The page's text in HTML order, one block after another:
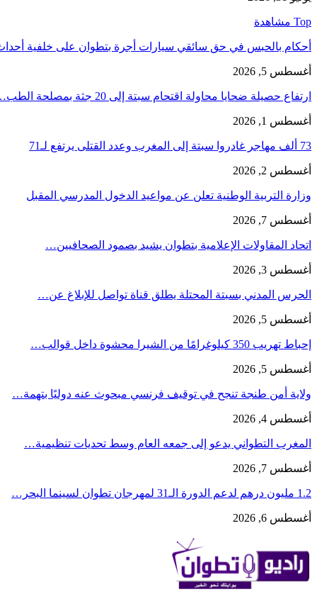
Top مشاهدة
أحكام بالحبس في حق سائقي سيارات أجرة بتطوان على خلفية
أغسطس 5, 2026
ارتفاع حصيلة ضحايا محاولة اقتحام سبتة إلى 20 جثة بمصلحة الطب…
أغسطس 1, 2026
73 ألف مهاجر غادروا سبتة إلى المغرب وعدد القتلى يرتفع لـ71
أغسطس 2, 2026
وزارة التربية الوطنية تعلن عن مواعيد الدخول المدرسي المقبل
أغسطس 7, 2026
اتحاد المقاولات الإعلامية بتطوان يشيد بصمود الصحافيين…
أغسطس 3, 2026
الحرس المدني بسبتة المحتلة يطلق قناة تواصل للإبلاغ عن…
أغسطس 5, 2026
إحباط تهريب 350 كيلوغرامًا من الشيرا محشوة داخل قوالب…
أغسطس 5, 2026
ولاية أمن طنجة تنجح في توقيف فرنسي مبحوث عنه دوليًا بتهمة…
أغسطس 4, 2026
المغرب التطواني يدعو إلى جمعه العام وسط تحديات تنظيمية…
أغسطس 7, 2026
1.2 مليون درهم لدعم الدورة الـ31 لمهرجان تطوان لسينما البحر…
أغسطس 6, 2026